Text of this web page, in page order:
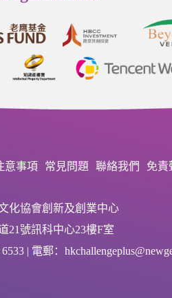
意事項 常見問題 聯絡我們 免責
化協會創新及創業中心
21號訊科中心23樓F室
| 電郵：